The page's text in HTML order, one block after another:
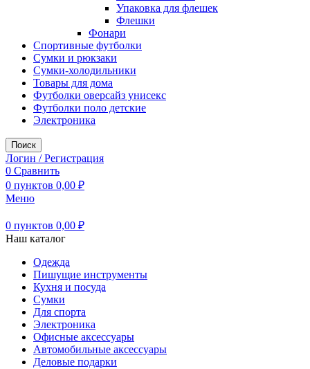
Упаковка для флешек
Флешки
Фонари
Спортивные футболки
Сумки и рюкзаки
Сумки-холодильники
Товары для дома
Футболки оверсайз унисекс
Футболки поло детские
Электроника
Поиск
Логин / Регистрация
0 Сравнить
0 пунктов 0,00 ₽
Меню
0 пунктов 0,00 ₽
Наш каталог
Одежда
Пишущие инструменты
Кухня и посуда
Сумки
Для спорта
Электроника
Офисные аксессуары
Автомобильные аксессуары
Деловые подарки